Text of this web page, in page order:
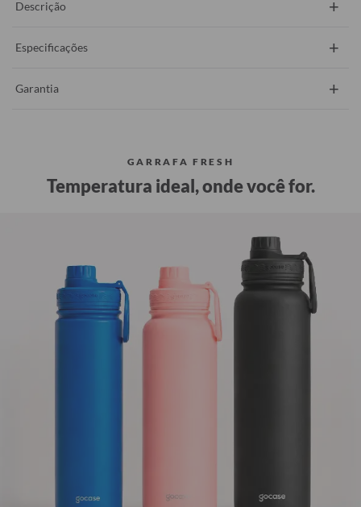
Descrição +
Especificações +
Garantia +
GARRAFA FRESH
Temperatura ideal, onde você for.